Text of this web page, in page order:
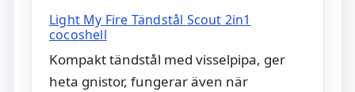
Light My Fire Tändstål Scout 2in1
cocoshell
Kompakt tändstål med visselpipa, ger
heta gnistor, fungerar även när